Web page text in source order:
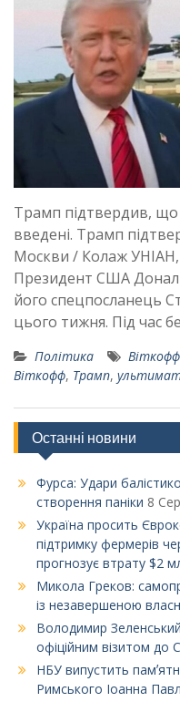
Трамп підтвердив, що
введені. Трамп
Москви / Колаж
Президент США
його спецпосланець
цього тижня. Під час
Політика
Віткофф, Трамп,
Останні новини
Фурса: Удари
створення паніки 8
Україна просить
підтримку фермерів
прогнозує втрату $2
Микола Греков:
із незавершеною
Володимир
офіційним візитом до
НБУ випустить
Римського Іоанна